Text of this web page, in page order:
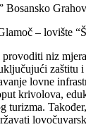
Bosansko
– lovište
niz
zaštitu
lovne
krivolova,
turizma.